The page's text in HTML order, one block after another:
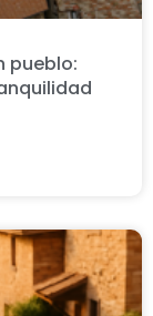
pueblo: